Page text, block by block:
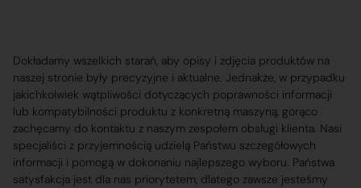
Dokładamy wszelkich starań, aby opisy i zdjęcia produktów na
naszej stronie były precyzyjne i aktualne. Jednakże, w przypadku
jakichkolwiek wątpliwości dotyczących poprawności informacji
lub kompatybilności produktu z konkretną maszyną, gorąco
zachęcamy do kontaktu z naszym zespołem obsługi klienta. Nasi
specjaliści z przyjemnością udzielą Państwu szczegółowych
informacji i pomogą w dokonaniu najlepszego wyboru. Państwa
satysfakcja jest dla nas priorytetem, dlatego zawsze jesteśmy